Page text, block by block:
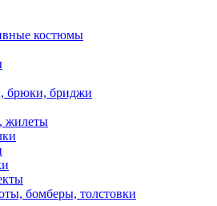
костюмы
брюки, бриджи
жилеты
бомберы, толстовки